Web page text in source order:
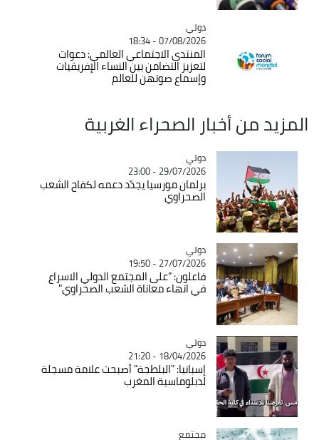
Catégorie
دولي
07/08/2026 - 18:34
المنتدى الاجتماعي العالمي: دعوات
لتعزيز التضامن بين النساء الإفريقيات
وإسماع صوتهن للعالم
المزيد من أخبار الصحراء الغربية
Catégorie
دولي
29/07/2026 - 23:00
برلمان مورسيا يجدّد دعمه لكفاح الشعب
الصحراوي
Catégorie
دولي
27/07/2026 - 19:50
فاعلون: "على المجتمع الدولي الاسراع
في انهاء معاناة الشعب الصحراوي"
Catégorie
دولي
18/04/2026 - 21:20
إسبانيا: "البلطجة" أصبحت علامة مسجلة
لدبلوماسية المغرب
Catégorie
مجتمع